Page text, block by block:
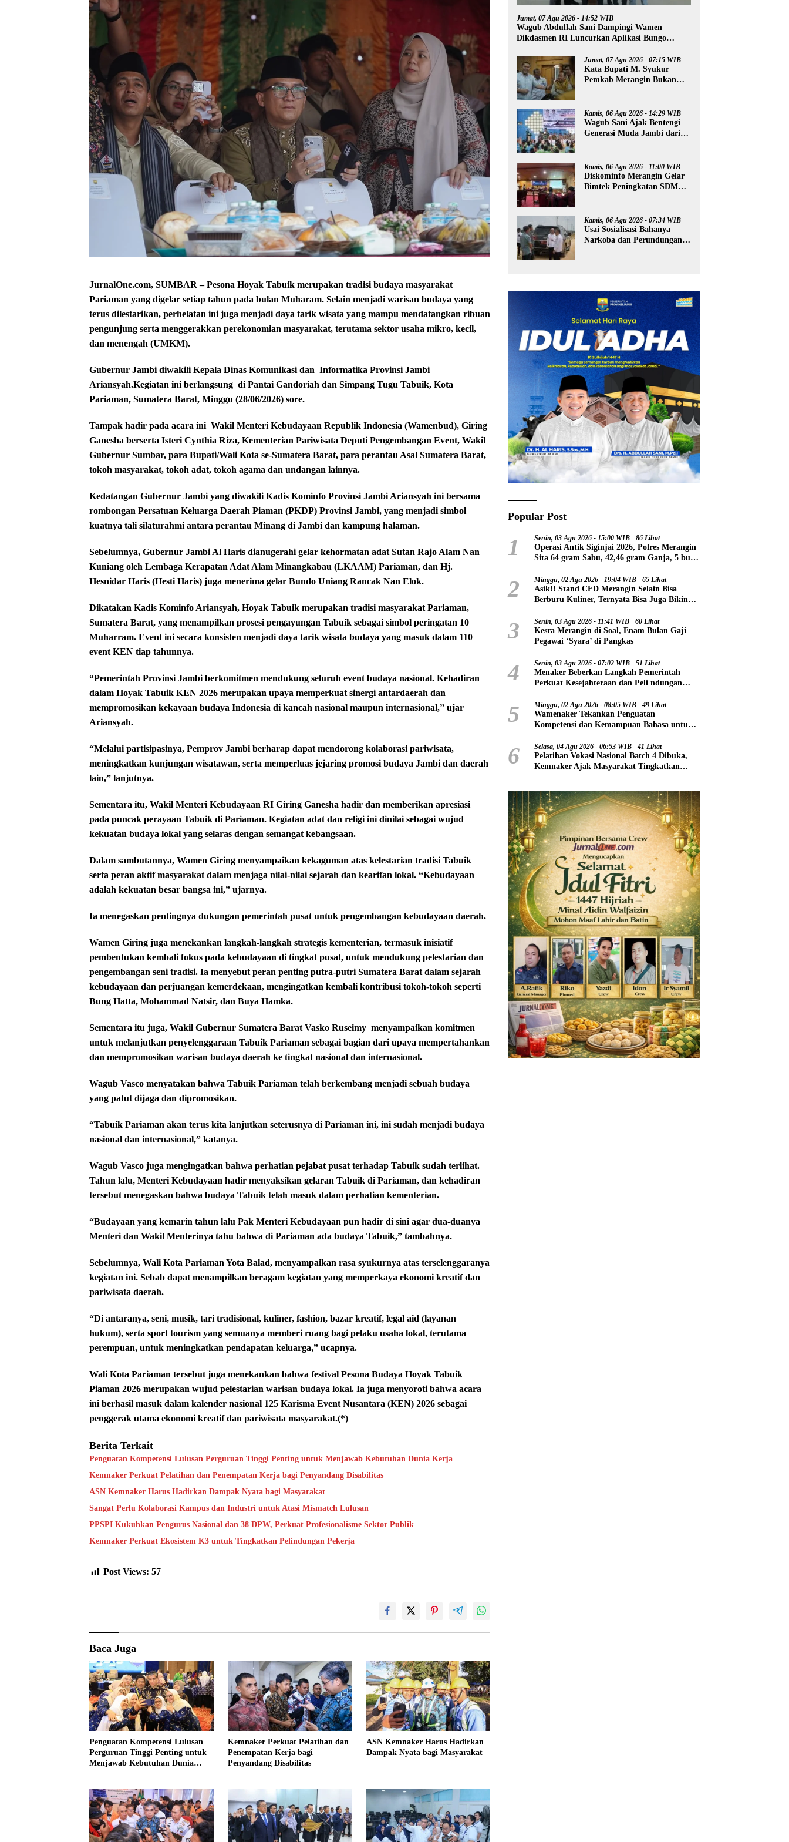
JurnalOne.com, SUMBAR – Pesona Hoyak Tabuik merupakan tradisi budaya masyarakat
Pariaman yang digelar setiap tahun pada bulan Muharam. Selain menjadi warisan budaya yang
terus dilestarikan, perhelatan ini juga menjadi daya tarik wisata yang mampu mendatangkan ribuan
pengunjung serta menggerakkan perekonomian masyarakat, terutama sektor usaha mikro, kecil,
dan menengah (UMKM).
Gubernur Jambi diwakili Kepala Dinas Komunikasi dan Informatika Provinsi Jambi
Ariansyah.Kegiatan ini berlangsung di Pantai Gandoriah dan Simpang Tugu Tabuik, Kota
Pariaman, Sumatera Barat, Minggu (28/06/2026) sore.
Tampak hadir pada acara ini Wakil Menteri Kebudayaan Republik Indonesia (Wamenbud), Giring
Ganesha berserta Isteri Cynthia Riza, Kementerian Pariwisata Deputi Pengembangan Event, Wakil
Gubernur Sumbar, para Bupati/Wali Kota se-Sumatera Barat, para perantau Asal Sumatera Barat,
tokoh masyarakat, tokoh adat, tokoh agama dan undangan lainnya.
Kedatangan Gubernur Jambi yang diwakili Kadis Kominfo Provinsi Jambi Ariansyah ini bersama
rombongan Persatuan Keluarga Daerah Piaman (PKDP) Provinsi Jambi, yang menjadi simbol
kuatnya tali silaturahmi antara perantau Minang di Jambi dan kampung halaman.
Sebelumnya, Gubernur Jambi Al Haris dianugerahi gelar kehormatan adat Sutan Rajo Alam Nan
Kuniang oleh Lembaga Kerapatan Adat Alam Minangkabau (LKAAM) Pariaman, dan Hj.
Hesnidar Haris (Hesti Haris) juga menerima gelar Bundo Uniang Rancak Nan Elok.
Dikatakan Kadis Kominfo Ariansyah, Hoyak Tabuik merupakan tradisi masyarakat Pariaman,
Sumatera Barat, yang menampilkan prosesi pengayungan Tabuik sebagai simbol peringatan 10
Muharram. Event ini secara konsisten menjadi daya tarik wisata budaya yang masuk dalam 110
event KEN tiap tahunnya.
“Pemerintah Provinsi Jambi berkomitmen mendukung seluruh event budaya nasional. Kehadiran
dalam Hoyak Tabuik KEN 2026 merupakan upaya memperkuat sinergi antardaerah dan
mempromosikan kekayaan budaya Indonesia di kancah nasional maupun internasional,” ujar
Ariansyah.
“Melalui partisipasinya, Pemprov Jambi berharap dapat mendorong kolaborasi pariwisata,
meningkatkan kunjungan wisatawan, serta memperluas jejaring promosi budaya Jambi dan daerah
lain,” lanjutnya.
Sementara itu, Wakil Menteri Kebudayaan RI Giring Ganesha hadir dan memberikan apresiasi
pada puncak perayaan Tabuik di Pariaman. Kegiatan adat dan religi ini dinilai sebagai wujud
kekuatan budaya lokal yang selaras dengan semangat kebangsaan.
Dalam sambutannya, Wamen Giring menyampaikan kekaguman atas kelestarian tradisi Tabuik
serta peran aktif masyarakat dalam menjaga nilai-nilai sejarah dan kearifan lokal. “Kebudayaan
adalah kekuatan besar bangsa ini,” ujarnya.
Ia menegaskan pentingnya dukungan pemerintah pusat untuk pengembangan kebudayaan daerah.
Wamen Giring juga menekankan langkah-langkah strategis kementerian, termasuk inisiatif
pembentukan kembali fokus pada kebudayaan di tingkat pusat, untuk mendukung pelestarian dan
pengembangan seni tradisi. Ia menyebut peran penting putra-putri Sumatera Barat dalam sejarah
kebudayaan dan perjuangan kemerdekaan, mengingatkan kembali kontribusi tokoh-tokoh seperti
Bung Hatta, Mohammad Natsir, dan Buya Hamka.
Sementara itu juga, Wakil Gubernur Sumatera Barat Vasko Ruseimy menyampaikan komitmen
untuk melanjutkan penyelenggaraan Tabuik Pariaman sebagai bagian dari upaya mempertahankan
dan mempromosikan warisan budaya daerah ke tingkat nasional dan internasional.
Wagub Vasco menyatakan bahwa Tabuik Pariaman telah berkembang menjadi sebuah budaya
yang patut dijaga dan dipromosikan.
“Tabuik Pariaman akan terus kita lanjutkan seterusnya di Pariaman ini, ini sudah menjadi budaya
nasional dan internasional,” katanya.
Wagub Vasco juga mengingatkan bahwa perhatian pejabat pusat terhadap Tabuik sudah terlihat.
Tahun lalu, Menteri Kebudayaan hadir menyaksikan gelaran Tabuik di Pariaman, dan kehadiran
tersebut menegaskan bahwa budaya Tabuik telah masuk dalam perhatian kementerian.
“Budayaan yang kemarin tahun lalu Pak Menteri Kebudayaan pun hadir di sini agar dua-duanya
Menteri dan Wakil Menterinya tahu bahwa di Pariaman ada budaya Tabuik,” tambahnya.
Sebelumnya, Wali Kota Pariaman Yota Balad, menyampaikan rasa syukurnya atas terselenggaranya
kegiatan ini. Sebab dapat menampilkan beragam kegiatan yang memperkaya ekonomi kreatif dan
pariwisata daerah.
“Di antaranya, seni, musik, tari tradisional, kuliner, fashion, bazar kreatif, legal aid (layanan
hukum), serta sport tourism yang semuanya memberi ruang bagi pelaku usaha lokal, terutama
perempuan, untuk meningkatkan pendapatan keluarga,” ucapnya.
Wali Kota Pariaman tersebut juga menekankan bahwa festival Pesona Budaya Hoyak Tabuik
Piaman 2026 merupakan wujud pelestarian warisan budaya lokal. Ia juga menyoroti bahwa acara
ini berhasil masuk dalam kalender nasional 125 Karisma Event Nusantara (KEN) 2026 sebagai
penggerak utama ekonomi kreatif dan pariwisata masyarakat.(*)
Berita Terkait
Penguatan Kompetensi Lulusan Perguruan Tinggi Penting untuk Menjawab Kebutuhan Dunia Kerja
Kemnaker Perkuat Pelatihan dan Penempatan Kerja bagi Penyandang Disabilitas
ASN Kemnaker Harus Hadirkan Dampak Nyata bagi Masyarakat
Sangat Perlu Kolaborasi Kampus dan Industri untuk Atasi Mismatch Lulusan
PPSPI Kukuhkan Pengurus Nasional dan 38 DPW, Perkuat Profesionalisme Sektor Publik
Kemnaker Perkuat Ekosistem K3 untuk Tingkatkan Pelindungan Pekerja
Post Views: 57
Baca Juga
Penguatan Kompetensi Lulusan
Perguruan Tinggi Penting untuk
Menjawab Kebutuhan Dunia
Kemnaker Perkuat Pelatihan dan
Penempatan Kerja bagi
Penyandang Disabilitas
ASN Kemnaker Harus Hadirkan
Dampak Nyata bagi Masyarakat
Jumat, 07 Agu 2026 - 14:52 WIB
Wagub Abdullah Sani Dampingi Wamen
Dikdasmen RI Luncurkan Aplikasi Bungo
Jumat, 07 Agu 2026 - 07:15 WIB
Kata Bupati M. Syukur
Pemkab Merangin Bukan
Kamis, 06 Agu 2026 - 14:29 WIB
Wagub Sani Ajak Bentengi
Generasi Muda Jambi dari
Kamis, 06 Agu 2026 - 11:00 WIB
Diskominfo Merangin Gelar
Bimtek Peningkatan SDM
Kamis, 06 Agu 2026 - 07:34 WIB
Usai Sosialisasi Bahanya
Narkoba dan Perundungan,
Popular Post
1 Senin, 03 Agu 2026 - 15:00 WIB 86 Lihat
Operasi Antik Siginjai 2026, Polres Merangin
Sita 64 gram Sabu, 42,46 gram Ganja, 5 butir
2 Minggu, 02 Agu 2026 - 19:04 WIB 65 Lihat
Asik!! Stand CFD Merangin Selain Bisa
Berburu Kuliner, Ternyata Bisa Juga Bikin
3 Senin, 03 Agu 2026 - 11:41 WIB 60 Lihat
Kesra Merangin di Soal, Enam Bulan Gaji
Pegawai ‘Syara’ di Pangkas
4 Senin, 03 Agu 2026 - 07:02 WIB 51 Lihat
Menaker Beberkan Langkah Pemerintah
Perkuat Kesejahteraan dan Peli ndungan
5 Minggu, 02 Agu 2026 - 08:05 WIB 49 Lihat
Wamenaker Tekankan Penguatan
Kompetensi dan Kemampuan Bahasa untuk
6 Selasa, 04 Agu 2026 - 06:53 WIB 41 Lihat
Pelatihan Vokasi Nasional Batch 4 Dibuka,
Kemnaker Ajak Masyarakat Tingkatkan